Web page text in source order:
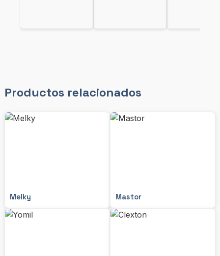
Productos relacionados
Melky Mastor